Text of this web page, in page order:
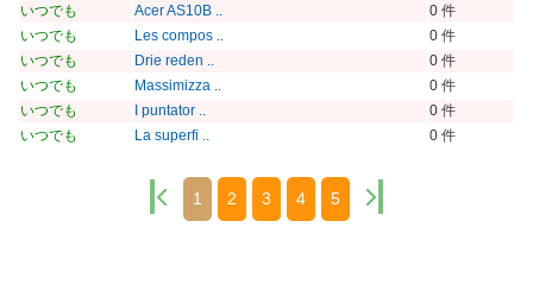
いつでも
Acer AS10B ..
0 件
いつでも
Les compos ..
0 件
いつでも
Drie reden ..
0 件
いつでも
Massimizza ..
0 件
いつでも
I puntator ..
0 件
いつでも
La superfi .. 0 件
1 2 3 4 5